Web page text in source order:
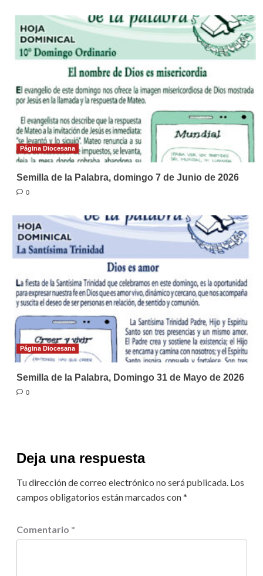
Página Diocesana
Semilla de la Palabra, domingo 7 de Junio de 2026
0
Página Diocesana
Semilla de la Palabra, Domingo 31 de Mayo de 2026
0
Deja una respuesta
Tu dirección de correo electrónico no será publicada. Los
campos obligatorios están marcados con*
Comentario *